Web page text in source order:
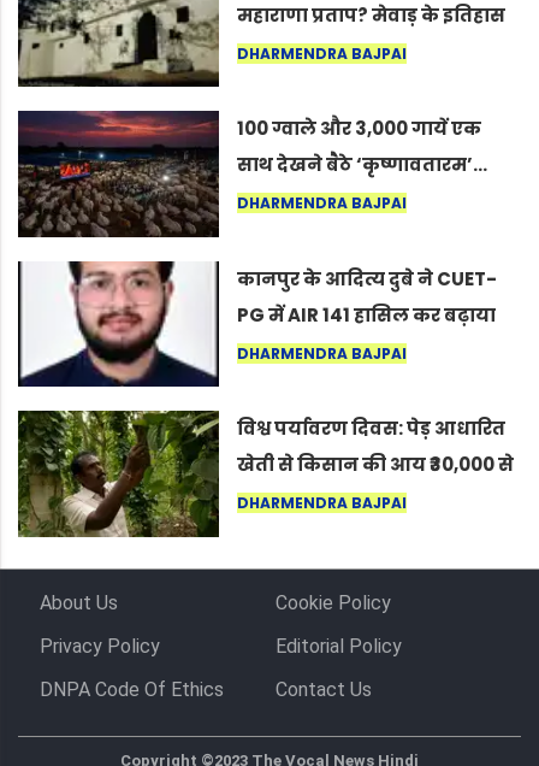
महाराणा प्रताप? मेवाड़ के इतिहास
का वह अनकहा अध्याय जो आज भी
DHARMENDRA BAJPAI
100 ग्वाले और 3,000 गायें एक
साथ देखने बैठे ‘कृष्णावतारम’…
नागपुर में दिखा ऐसा नज़ारा कि
कर सकते हैं”
DHARMENDRA BAJPAI
कानपुर के आदित्य दुबे ने CUET-
PG में AIR 141 हासिल कर बढ़ाया
शहर का मान
DHARMENDRA BAJPAI
विश्व पर्यावरण दिवस: पेड़ आधारित
खेती से किसान की आय ₹30,000 से
बढ़कर ₹3 लाख प्रति एकड़ हुई
DHARMENDRA BAJPAI
About Us
Cookie Policy
Privacy Policy
Editorial Policy
DNPA Code Of Ethics
Contact Us
Copyright ©2023 The Vocal News Hindi